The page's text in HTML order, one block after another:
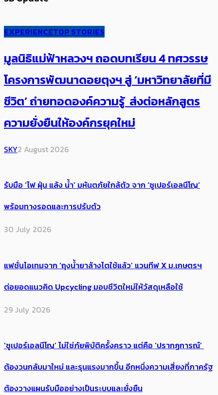
EXPERIENCETOP STORIES
มูลนิธิแม่ฟ้าหลวงฯ ถอดบทเรียน 4 ทศวรรษ
โครงการพัฒนาดอยตุงฯ สู่ ‘มหาวิทยาลัยที่มี
ชีวิต’ ถ่ายทอดองค์ความรู้ ส่งต่อหลักสูตร
ความยั่งยืนให้องค์กรยุคใหม่
SKY2 August 2026
รับมือ ‘ไฟ ฝุ่น แล้ง น้ำ’ มหันตภัยใกล้ตัว จาก ‘ซูเปอร์เอลนีโญ’
พร้อมทางรอดและการปรับตัว
30 July 2026
แฟชั่นไอเทมจาก ‘ถุงน้ำยาล้างไตใช้แล้ว’ แวนทีฟ X ม.เกษตรฯ
ต่อยอดแนวคิด Upcycling มอบชีวิตใหม่ให้วัสดุเหลือใช้
29 July 2026
‘ซูเปอร์เอลนีโญ’ ไม่ใช่ภัยพิบัติครั้งคราว แต่คือ ‘ปรากฏการณ์’ ​
ต้อง​วนกลับมาใหม่ และรุนแรงมากขึ้น อีกหนึ่งความเสี่ยงที่ภาครัฐ
ต้องวางแผนรับมืออย่างเป็นระบบและยั่งยืน